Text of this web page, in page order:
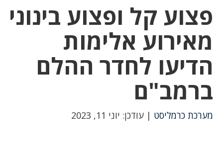
פצוע קל ופצוע בינוני
מאירוע אלימות
הדיעו לחדר ההלם
ברמב"ם
מערכת כרמליסט | עודכן: יוני 11, 2023